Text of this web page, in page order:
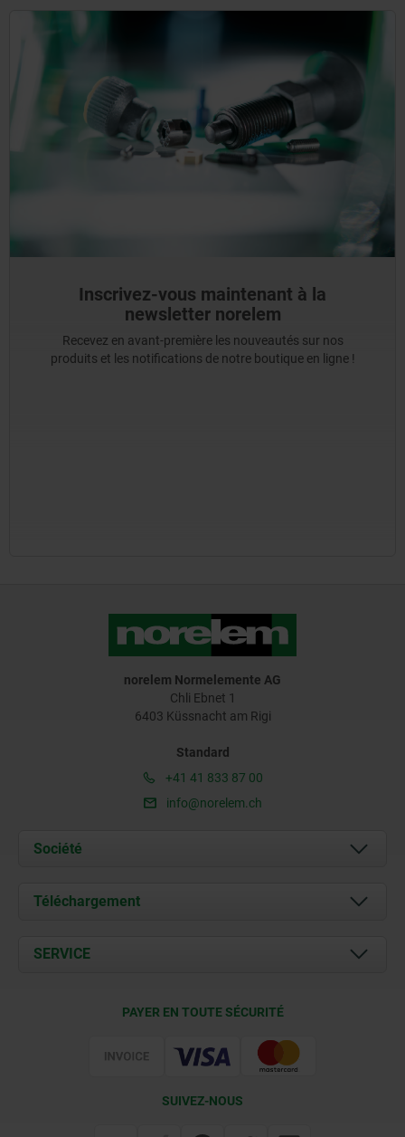
Inscrivez-vous maintenant à la
newsletter norelem
Recevez en avant-première les nouveautés sur nos
produits et les notifications de notre boutique en ligne !
norelem Normelemente AG
Chli Ebnet 1
6403 Küssnacht am Rigi
Standard
+41 41 833 87 00
info@norelem.ch
Société
À propos de nous
Contact
Téléchargement
Documents
SERVICE
PAYER EN TOUTE SÉCURITÉ
SUIVEZ-NOUS